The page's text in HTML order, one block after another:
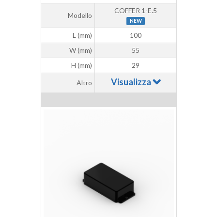
Modello
COFFER 1-E.5
NEW
L (mm)
100
W (mm)
55
H (mm)
29
Altro Visualizza